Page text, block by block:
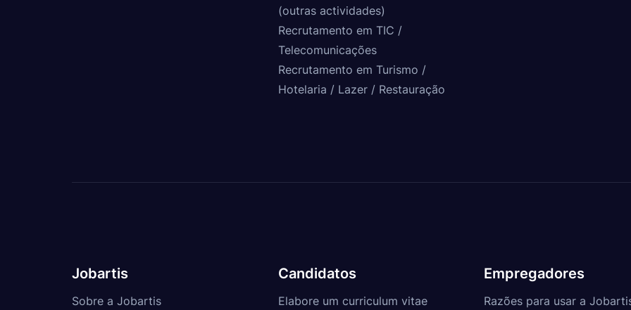
(outras actividades)
Recrutamento em TIC /
Telecomunicações
Recrutamento em Turismo /
Hotelaria / Lazer / Restauração
Jobartis
Sobre a Jobartis
Candidatos
Elabore um curriculum vitae
Empregadores
Razões para usar a